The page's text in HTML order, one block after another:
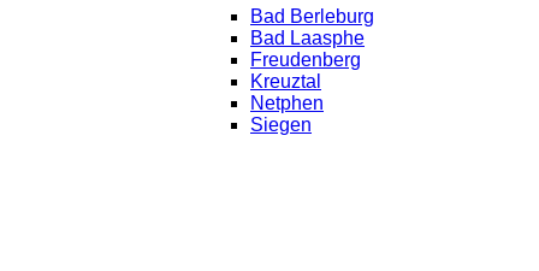
Bad Berleburg
Bad Laasphe
Freudenberg
Kreuztal
Netphen
Siegen